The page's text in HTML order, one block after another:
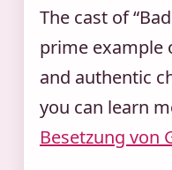
The cast of
prime example
and authentic
you can learn
Besetzung von